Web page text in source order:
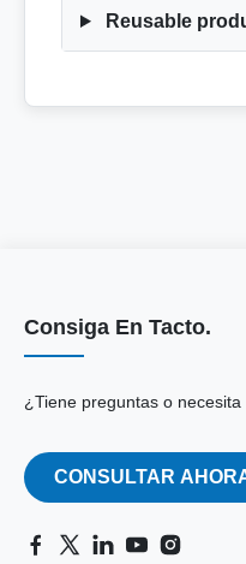
Reusable
Consiga En Tacto.
¿Tiene preguntas o
CONSULTAR